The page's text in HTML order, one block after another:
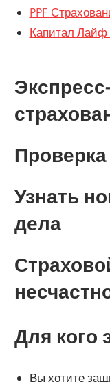
PPF
Капитал
Узнать
дела
Для кого
Вы хотите